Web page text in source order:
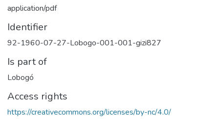
application/pdf
Identifier
92-1960-07-27-Lobogo-001-001-gizi827
Is part of
Lobogó
Access rights
https://creativecommons.org/licenses/by-nc/4.0/